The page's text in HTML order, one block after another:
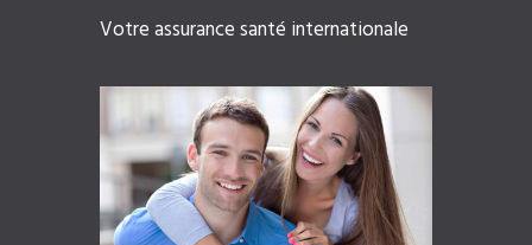
Votre assurance santé internationale